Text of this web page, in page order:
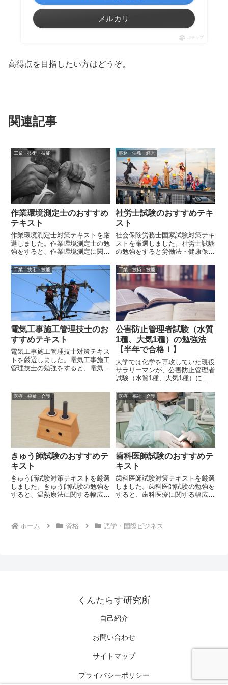
メルカリ
ポチップ
高得点を目指したい方はどうぞ。
関連記事
工業・技術・技能
作業環境測定士のおすすめ
テキスト
作業環境測定士対策テキストを厳
選しました。作業環境測定士の勉
強をすると、作業環境測定に関す
事務・法務・経営
社労士試験のおすすめテキ
スト
社会保険労務士国家試験対策テキ
ストを厳選しました。社労士試験
の勉強をすると労働法・健康保険
くうえで必要になる法律を学べま
す。
工業・技術・技能
電気工事施工管理技士のお
すすめテキスト
電気工事施工管理技士対策テキス
トを厳選しました。電気工事施工
管理技士の勉強をすると、電気工
工業・技術・技能
公害防止管理者試験（水質
1種、大気1種）の勉強法
【半年で合格！】
大学では化学を専攻していた現役
サラリーマンが、公害防止管理者
試験（水質1種、大気1種）に合
方法を解説します。この試験は効
率的に勉強すれば半年程度で合格
できると思います。試験勉強にあ
まり時間をかけず、最低限の努力
で合格する方法を、経験談交えて
紹介していきます。
医療・福祉・介護
きゅう師試験のおすすめテ
キスト
きゅう師試験対策テキストを厳選
しました。きゅう師試験の勉強を
すると、温熱療法に関する幅広い
医療・福祉・介護
歯科医師試験のおすすめテ
キスト
歯科医師試験対策テキストを厳選
しました。歯科医師試験の勉強を
すると、歯科医療に関する幅広い
ホーム 資格 語学・国際ビジネス
くんたらす研究所
自己紹介
お問い合わせ
サイトマップ
プライバシーポリシー